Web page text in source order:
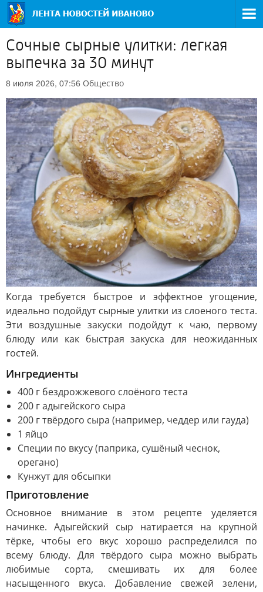
Сочные сырные улитки: легкая
выпечка за 30 минут
8 июля 2026, 07:56 Общество
Когда требуется быстрое и эффектное угощение,
идеально подойдут сырные улитки из слоеного теста.
Эти воздушные закуски подойдут к чаю, первому
блюду или как быстрая закуска для неожиданных
гостей.
Ингредиенты
400 г бездрожжевого слоёного теста
200 г адыгейского сыра
200 г твёрдого сыра (например, чеддер или гауда)
1 яйцо
Специи по вкусу (паприка, сушёный чеснок,
орегано)
Кунжут для обсыпки
Приготовление
Основное внимание в этом рецепте уделяется
начинке. Адыгейский сыр натирается на крупной
тёрке, чтобы его вкус хорошо распределился по
всему блюду. Для твёрдого сыра можно выбрать
любимые сорта, смешивать их для более
насыщенного вкуса. Добавление свежей зелени,